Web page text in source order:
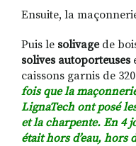
Ensuite, la
Puis le solivagede
solives autoporteuses
caissons garnis de
fois que la
LignaTech ont posé
et la charpente. En 4
était hors d’eau, hors